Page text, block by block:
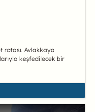
rotası. Avlakkaya
keşfedilecek bir